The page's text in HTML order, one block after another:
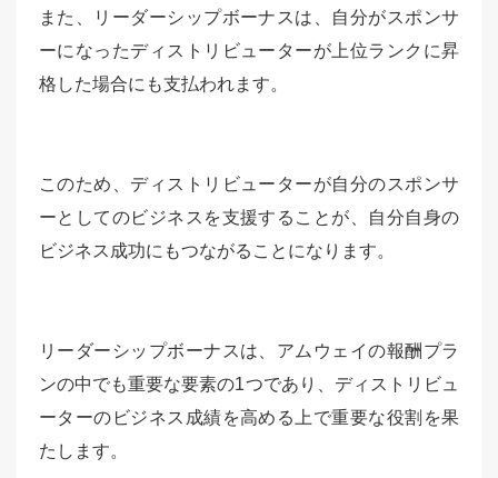
また、リーダーシップボーナスは、自分がスポンサ
ーになったディストリビューターが上位ランクに昇
格した場合にも支払われます。
このため、ディストリビューターが自分のスポンサ
ーとしてのビジネスを支援することが、自分自身の
ビジネス成功にもつながることになります。
リーダーシップボーナスは、アムウェイの報酬プラ
ンの中でも重要な要素の1つであり、ディストリビュ
ーターのビジネス成績を高める上で重要な役割を果
たします。